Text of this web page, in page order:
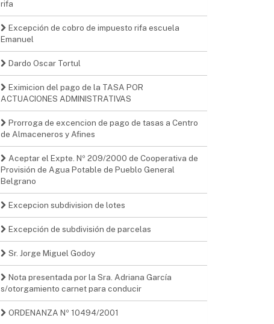
rifa
Excepción de cobro de impuesto rifa escuela
Emanuel
Dardo Oscar Tortul
Eximicion del pago de la TASA POR
ACTUACIONES ADMINISTRATIVAS
Prorroga de excencion de pago de tasas a Centro
de Almaceneros y Afines
Aceptar el Expte. Nº 209/2000 de Cooperativa de
Provisión de Agua Potable de Pueblo General
Belgrano
Excepcion subdivision de lotes
Excepción de subdivisión de parcelas
Sr. Jorge Miguel Godoy
Nota presentada por la Sra. Adriana García
s/otorgamiento carnet para conducir
ORDENANZA Nº 10494/2001